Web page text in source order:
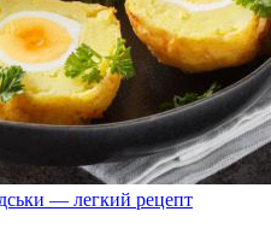
— легкий рецепт